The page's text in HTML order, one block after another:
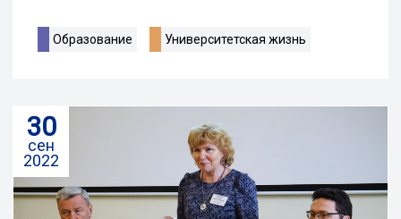
Образование Университетская жизнь
30
сен
2022